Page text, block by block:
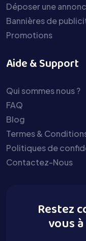
Déposer une
Bannières de
Promotions
Aide & Support
Qui sommes nous ?
FAQ
Blog
Termes &
Politiques de
Contactez-Nous
Restez
vous